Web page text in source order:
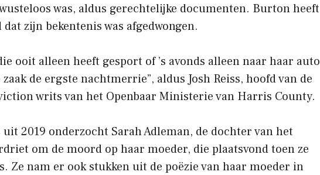
was, aldus gerechtelijke documenten. Burton heeft
zijn bekentenis was afgedwongen.
ooit alleen heeft gesport of ’s avonds alleen naar haar auto
de ergste nachtmerrie”, aldus Josh Reiss, hoofd van de
writs van het Openbaar Ministerie van Harris County.
2019 onderzocht Sarah Adleman, de dochter van het
om de moord op haar moeder, die plaatsvond toen ze
Ze nam er ook stukken uit de poëzie van haar moeder in